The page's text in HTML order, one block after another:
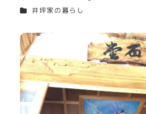
更新日 投稿日
カテゴリー
井坪家の暮らし